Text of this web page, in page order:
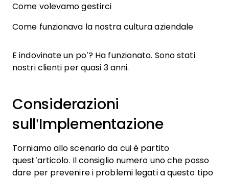
Come volevamo gestirci
Come funzionava la nostra cultura aziendale
E indovinate un po’? Ha funzionato. Sono stati
nostri clienti per quasi 3 anni.
Considerazioni
sull’Implementazione
Torniamo allo scenario da cui è partito
quest’articolo. Il consiglio numero uno che posso
dare per prevenire i problemi legati a questo tipo